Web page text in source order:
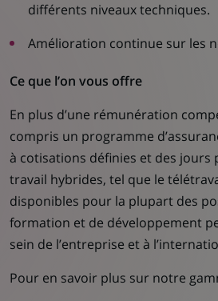
différents niveaux techniques.
Amélioration continue sur les
Ce que l’on vous offre
En plus d’une rémunération
compris un programme
à cotisations définies et des jours
travail hybrides, tel que le
disponibles pour la plupart des
formation et de développement
sein de l’entreprise et à
Pour en savoir plus sur notre